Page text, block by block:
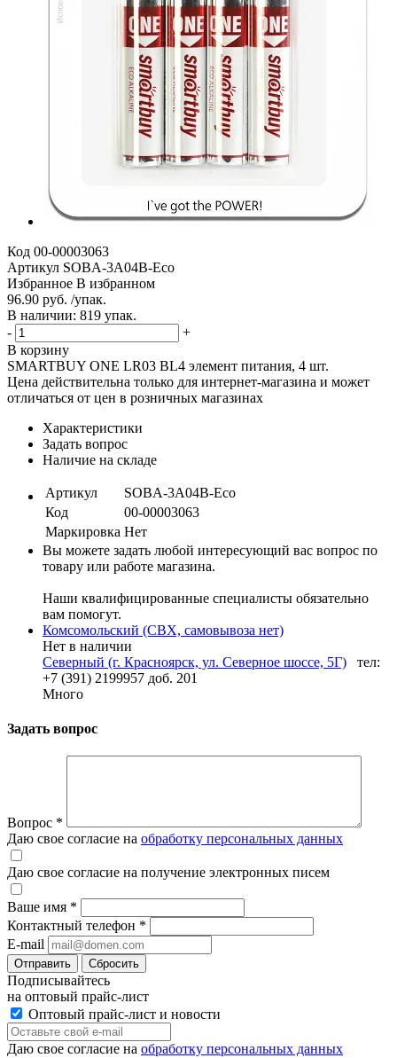
Код 00-00003063
Артикул SOBA-3A04B-Eco
Избранное В избранном
96.90 руб. /упак.
В наличии: 819 упак.
-
+
В корзину
SMARTBUY ONE LR03 BL4 элемент питания, 4 шт.
Цена действительна только для интернет-магазина и может
отличаться от цен в розничных магазинах
Характеристики
Задать вопрос
Наличие на складе
Артикул
SOBA-3A04B-Eco
Код
00-00003063
Маркировка Нет
Вы можете задать любой интересующий вас вопрос по
товару или работе магазина.
Наши квалифицированные специалисты обязательно
вам помогут.
Комсомольский (СВХ, самовывоза нет)
Нет в наличии
Северный (г. Красноярск, ул. Северное шоссе, 5Г)
тел:
+7 (391) 2199957 доб. 201
Много
Задать вопрос
Вопрос *
Даю свое согласие на обработку персональных данных
Даю свое согласие на получение электронных писем
Ваше имя *
Контактный телефон *
E-mail
Отправить Сбросить
Подписывайтесь
на оптовый прайс-лист
Оптовый прайс-лист и новости
Даю свое согласие на обработку персональных данных